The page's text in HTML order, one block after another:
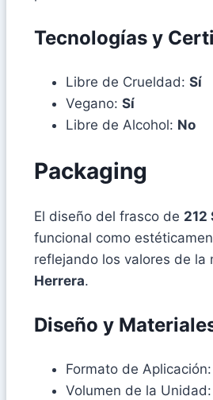
Tecnologías y
Libre de Crueldad: Sí
Vegano: Sí
Libre de Alcohol: No
Packaging
El diseño del frasco de 212
funcional como
reflejando los valores de la
Herrera.
Diseño y
Formato de Aplicación:
Volumen de la Unidad: